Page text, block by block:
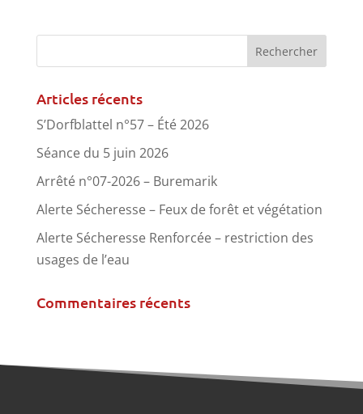
Articles récents
S’Dorfblattel n°57 – Été 2026
Séance du 5 juin 2026
Arrêté n°07-2026 – Buremarik
Alerte Sécheresse – Feux de forêt et végétation
Alerte Sécheresse Renforcée – restriction des
usages de l’eau
Commentaires récents